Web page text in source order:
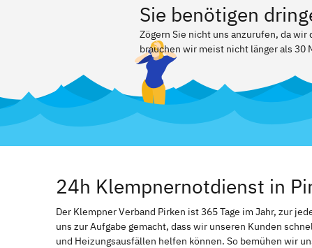
Sie benötigen
Zögern Sie nicht uns anzurufen, da
brauchen wir meist nicht länger als 30
24h Klempnernotdienst in
Der Klempner Verband Pirken ist 365 Tage im Jahr, zur
uns zur Aufgabe gemacht, dass wir unseren Kunden
und Heizungsausfällen helfen können. So bemühen wir